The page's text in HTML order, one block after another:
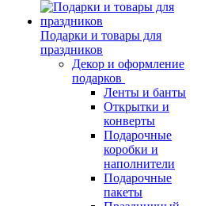
Подарки и товары для
праздников
Декор и оформление
подарков
Ленты и банты
Открытки и
конверты
Подарочные
коробки и
наполнители
Подарочные
пакеты